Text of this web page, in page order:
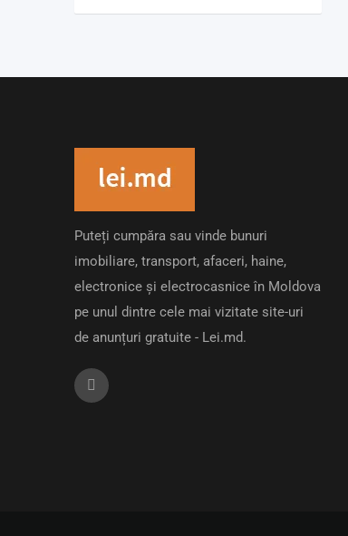
Puteți cumpăra sau vinde bunuri
imobiliare, transport, afaceri, haine,
electronice și electrocasnice în Moldova
pe unul dintre cele mai vizitate site-uri
de anunțuri gratuite - Lei.md.